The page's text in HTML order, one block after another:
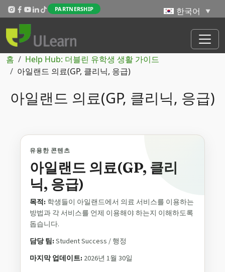
주요 콘텐츠로 건너뛰기
PARTNERSHIP
이동 경로
홈
Help Hub: 더블린 유학생 생활 가이드
아일랜드 의료(GP, 클리닉, 응급)
아일랜드 의료(GP, 클리닉, 응급)
유용한 콘텐츠
아일랜드 의료(GP, 클리
닉, 응급)
목적: 학생들이 아일랜드에서 의료 서비스를 이용하는
방법과 각 서비스를 언제 이용해야 하는지 이해하도록
돕습니다.
담당 팀: Student Success / 행정
마지막 업데이트: 2026년 1월 30일